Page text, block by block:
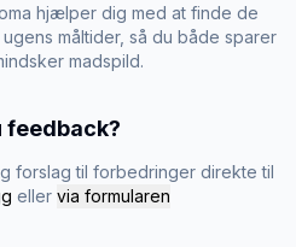
hjælper dig med at finde de
måltider, så du både sparer
madspild.
feedback?
forslag til forbedringer direkte til
eller via formularen